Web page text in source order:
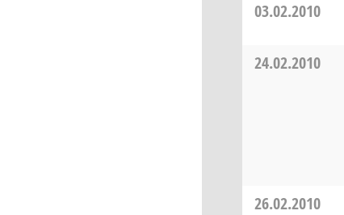
03.02.2010
24.02.2010
26.02.2010